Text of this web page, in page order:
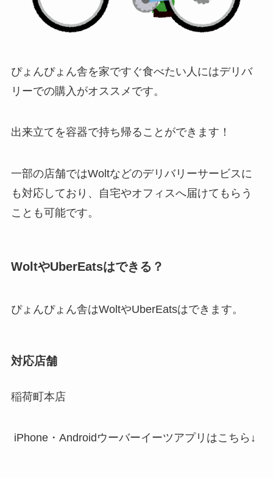
ぴょんぴょん舎を家ですぐ食べたい人にはデリバ
リーでの購入がオススメです。
出来立てを容器で持ち帰ることができます！
一部の店舗ではWoltなどのデリバリーサービスに
も対応しており、自宅やオフィスへ届けてもらう
ことも可能です。
WoltやUberEatsはできる？
ぴょんぴょん舎はWoltやUberEatsはできます。
対応店舗
稲荷町本店
iPhone・Androidウーバーイーツアプリはこちら↓